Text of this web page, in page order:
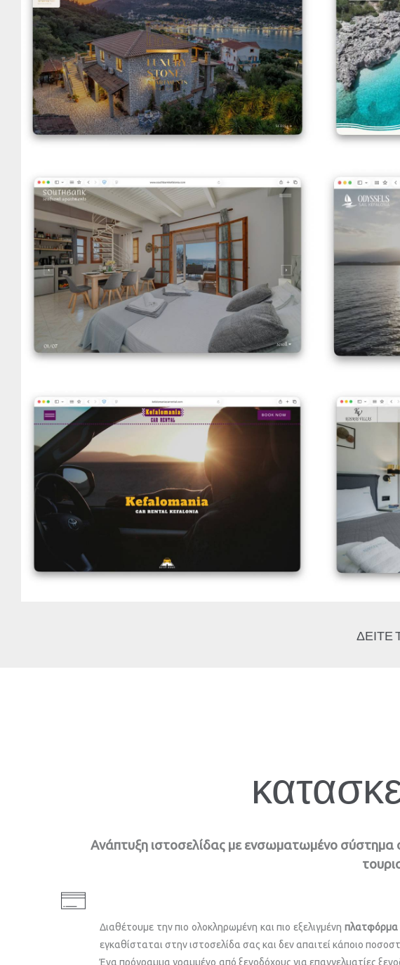
VIEW DETAILS
Southbank Kefalonia
VIEW DETAILS
Sail
Kefalomania Car Rental
VIEW DETAILS
Kosmas
ΔΕΙΤΕ
Ανάπτυξη ιστοσελίδας με ενσωματωμένο
Διαθέτουμε την πιο ολοκληρωμένη και πιο εξελιγμένη πλατφόρμα
εγκαθίσταται στην ιστοσελίδα σας και δεν απαιτεί κάποιο
Ένα πρόγραμμα γραμμένο από ξενοδόχους για επαγγελματίες